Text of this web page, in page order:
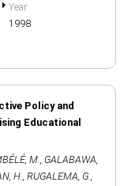
Year
1998
Policy and
Educational
M., GALABAWA,
H., RUGALEMA, G.,